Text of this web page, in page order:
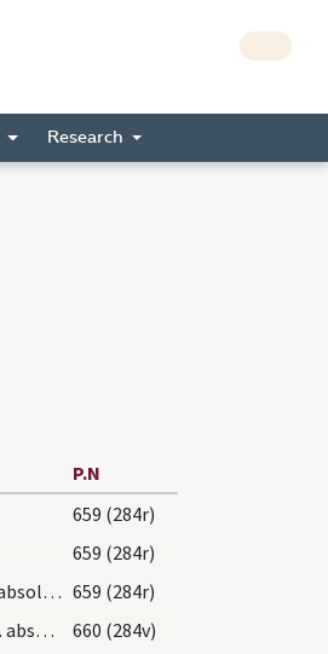
Research
P.N
659 (284r)
659 (284r)
Dominus noster Iesus Christus absolvat te ... absolvo te ab omnibus peccatis tuis 659 (284r)
Auctoritate Dei omnipotentis ... absolvo te ab omnibus peccatis tuis ... si ista vice morieris absolvo te ab omnibus paenis tuis in purgatorio debitis ... si vero ista vice non morieris reservo tibi plenariam indulgentiam
660 (284v)